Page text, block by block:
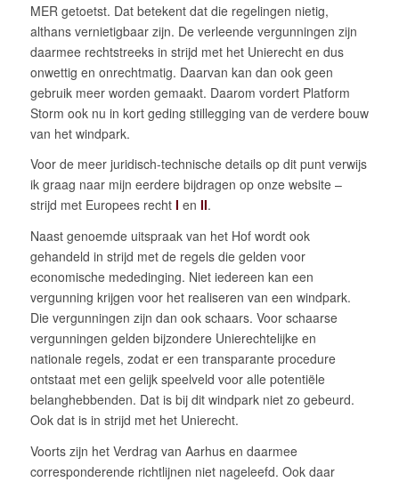
MER getoetst. Dat betekent dat die regelingen nietig,
althans vernietigbaar zijn. De verleende vergunningen zijn
daarmee rechtstreeks in strijd met het Unierecht en dus
onwettig en onrechtmatig. Daarvan kan dan ook geen
gebruik meer worden gemaakt. Daarom vordert Platform
Storm ook nu in kort geding stillegging van de verdere bouw
van het windpark.
Voor de meer juridisch-technische details op dit punt verwijs
ik graag naar mijn eerdere bijdragen op onze website –
strijd met Europees recht I en II.
Naast genoemde uitspraak van het Hof wordt ook
gehandeld in strijd met de regels die gelden voor
economische mededinging. Niet iedereen kan een
vergunning krijgen voor het realiseren van een windpark.
Die vergunningen zijn dan ook schaars. Voor schaarse
vergunningen gelden bijzondere Unierechtelijke en
nationale regels, zodat er een transparante procedure
ontstaat met een gelijk speelveld voor alle potentiële
belanghebbenden. Dat is bij dit windpark niet zo gebeurd.
Ook dat is in strijd met het Unierecht.
Voorts zijn het Verdrag van Aarhus en daarmee
corresponderende richtlijnen niet nageleefd. Ook daar